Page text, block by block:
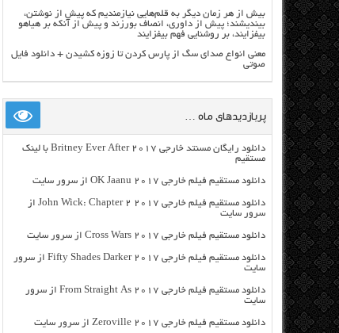
بیش از هر زمان دیگر به قلم‌هایی نیازمندیم که پیش از نوشتن،
بیندیشند؛ پیش از داوری، انصاف بورزند و پیش از آنکه بر هیاهو
بیفزایند، بر روشنایی فهم بیفزایند
معنی انواع صدای سگ از پارس کردن تا زوزه کشیدن + دانلود فایل
صوتی
پربازدیدهای ماه …
دانلود رایگان مسنتد خارجی Britney Ever After 2017 با لینک
مستقیم
دانلود مستقیم فیلم خارجی OK Jaanu 2017 از سرور سایت
دانلود مستقیم فیلم خارجی John Wick: Chapter 2 2017 از
سرور سایت
دانلود مستقیم فیلم خارجی Cross Wars 2017 از سرور سایت
دانلود مستقیم فیلم خارجی Fifty Shades Darker 2017 از سرور
سایت
دانلود مستقیم فیلم خارجی From Straight As 2017 از سرور
سایت
دانلود مستقیم فیلم خارجی Zeroville 2017 از سرور سایت